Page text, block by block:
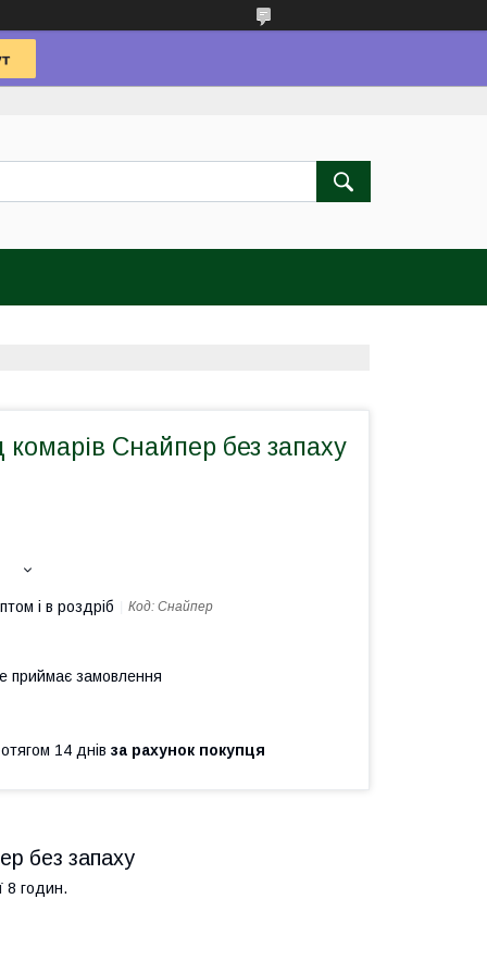
Снайпер без запаху
і в роздріб Код: Снайпер
приймає замовлення
14 днів за рахунок покупця
без запаху
8 годин.